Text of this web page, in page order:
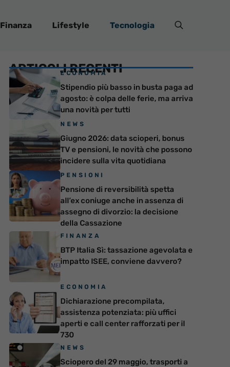
Finanza Lifestyle Tecnologia
ARTICOLI RECENTI
ECONOMIA
Stipendio più basso in busta paga ad
agosto: è colpa delle ferie, ma arriva
una novità per tutti
NEWS
Giugno 2026: data scioperi, bonus
TV e pensioni, le novità che possono
incidere sulla vita quotidiana
PENSIONI
Pensione di reversibilità spetta
all’ex coniuge anche in assenza di
assegno di divorzio: la decisione
della Cassazione
FINANZA
BTP Italia Sì: tassazione agevolata e
impatto ISEE, conviene davvero?
ECONOMIA
Dichiarazione precompilata,
assistenza potenziata: più uffici
aperti e call center rafforzati per il
730
NEWS
Sciopero del 29 maggio, trasporti a